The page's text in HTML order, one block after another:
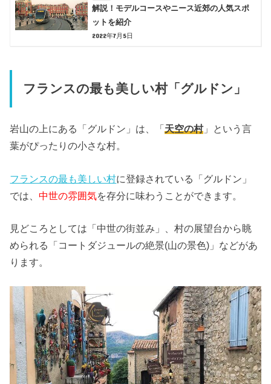
解説！モデルコースやニース近郊の人気スポ
ットを紹介
2022年7月5日
フランスの最も美しい村「グルドン」
岩山の上にある「グルドン」は、「天空の村」という言
葉がぴったりの小さな村。
フランスの最も美しい村に登録されている「グルドン」
では、中世の雰囲気を存分に味わうことができます。
見どころとしては「中世の街並み」、村の展望台から眺
められる「コートダジュールの絶景(山の景色)」などがあ
ります。